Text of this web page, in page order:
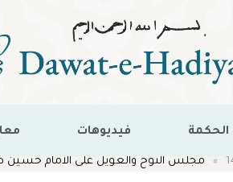
فيديوهات
مجلس النوح والعويل على الامام حسين